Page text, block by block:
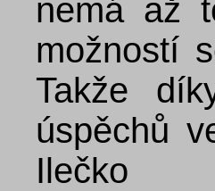
nemá až
možností
Takže
úspěchů
Ilečko